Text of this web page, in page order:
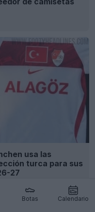
Botas Calendario
usa las
turca para sus
27